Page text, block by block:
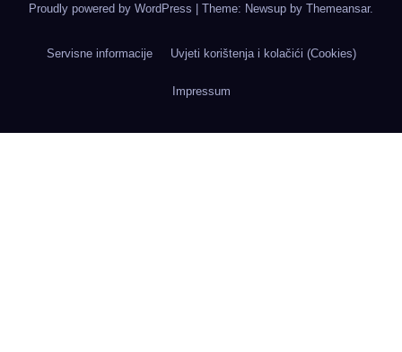
Proudly powered by WordPress | Theme: Newsup by Themeansar.
Servisne informacije Uvjeti korištenja i kolačići (Cookies)
Impressum